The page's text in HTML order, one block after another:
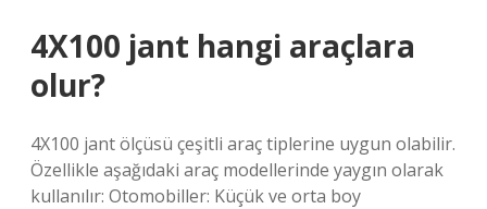
4X100 jant hangi araçlara
olur?
4X100 jant ölçüsü çeşitli araç tiplerine uygun olabilir.
Özellikle aşağıdaki araç modellerinde yaygın olarak
kullanılır: Otomobiller: Küçük ve orta boy